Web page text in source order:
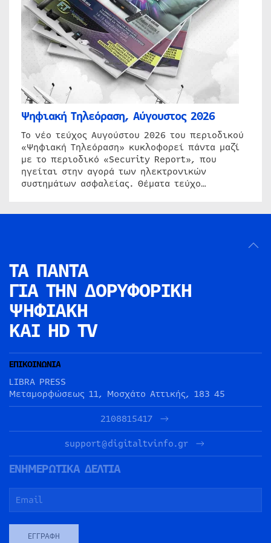
Ψηφιακή Τηλεόραση, Αύγουστος 2026
Το νέο τεύχος Αυγούστου 2026 του περιοδικού
«Ψηφιακή Τηλεόραση» κυκλοφορεί πάντα μαζί
με το περιοδικό «Security Report», που
ηγείται στην αγορά των ηλεκτρονικών
συστημάτων ασφαλείας. Θέματα τεύχο…
ΤΑ ΠΑΝΤΑ
ΓΙΑ ΤΗΝ ΔΟΡΥΦΟΡΙΚΗ
ΨΗΦΙΑΚΗ
ΚΑΙ HD TV
ΕΠΙΚΟΙΝΩΝΙΑ
LIBRA PRESS
Μεταμορφώσεως 11, Μοσχάτο Αττικής, 183 45
2108815417
support@digitaltvinfo.gr
ΕΝΗΜΕΡΩΤΙΚΑ ΔΕΛΤΙΑ
ΕΓΓΡΑΦΉ